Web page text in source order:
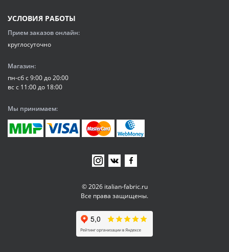
© 2026 italian-fabric.ru
Все права защищены.
УСЛОВИЯ РАБОТЫ
Прием заказов онлайн:
круглосуточно
Магазин:
пн-сб с 9:00 до 20:00
вс с 11:00 до 18:00
Мы принимаем: